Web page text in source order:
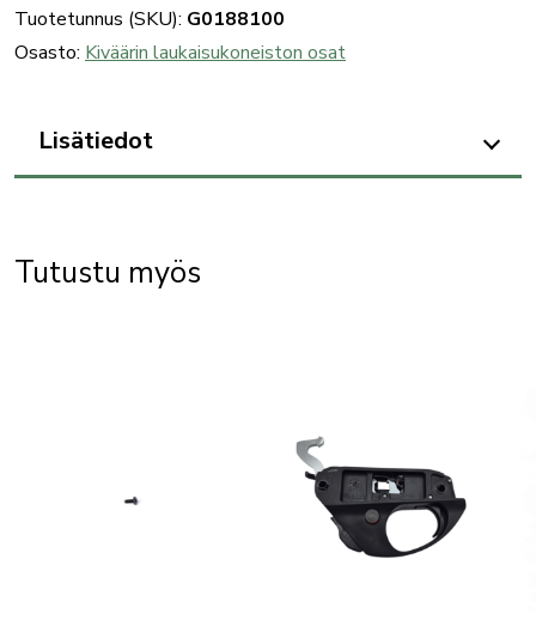
vasaranjousi
määrä
Tuotetunnus (SKU): G0188100
Osasto: Kiväärin laukaisukoneiston osat
Lisätiedot
Tutustu myös